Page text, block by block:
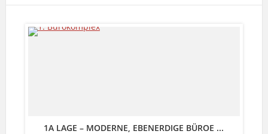
1A LAGE – MODERNE, EBENERDIGE BÜROE ...